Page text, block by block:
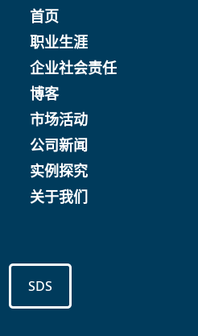
首页
职业生涯
企业社会责任
博客
市场活动
公司新闻
实例探究
关于我们
SDS